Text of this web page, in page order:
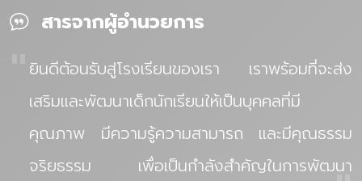
สารจากผู้อำนวยการ
ยินดีต้อนรับสู่โรงเรียนของเรา เราพร้อมที่จะส่ง
เสริมและพัฒนาเด็กนักเรียนให้เป็นบุคคลที่มี
คุณภาพ มีความรู้ความสามารถ และมีคุณธรรม
จริยธรรม เพื่อเป็นกำลังสำคัญในการพัฒนา